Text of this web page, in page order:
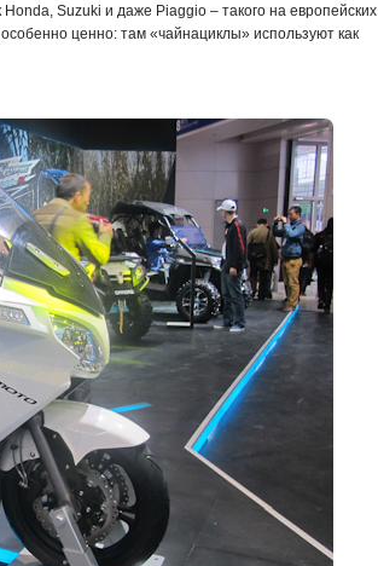
Suzuki и даже Piaggio – такого на европейских
ценно: там «чайнациклы» используют как